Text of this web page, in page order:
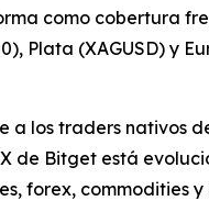
como cobertura
Plata (XAGUSD) y
los traders nativos
de Bitget está
forex, commodities